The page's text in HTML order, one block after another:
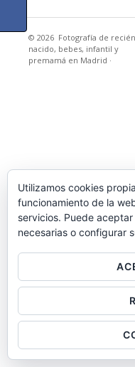
© 2026 Fotografía de recién
nacido, bebes, infantil y
premamá en Madrid ·
Utilizamos cookies
funcionamiento de la
servicios. Puede
necesarias o configurar